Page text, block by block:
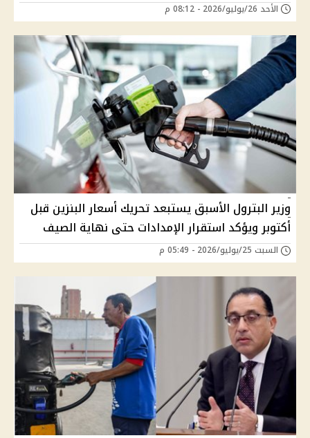
الأحد 26/يوليو/2026 - 08:12 م
وزير البترول الأسبق يستبعد تحريك أسعار البنزين قبل
أكتوبر ويؤكد استقرار الإمدادات حتى نهاية الصيف
السبت 25/يوليو/2026 - 05:49 م